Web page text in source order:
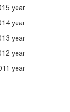
year
year
year
year
year